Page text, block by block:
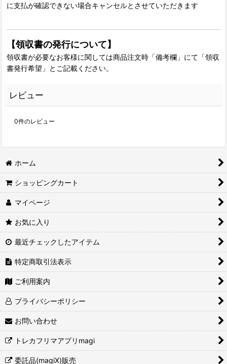
に支払が確認できない場合キャンセルとさせていただきます
【領収書の発行について】
領収書が必要なお客様に関しては商品注文時「備考欄」にて「領収
書発行希望」とご記載ください。
レビュー
0件のレビュー
ホーム
ショッピングカート
マイページ
お気に入り
最近チェックしたアイテム
特定商取引法表示
ご利用案内
プライバシーポリシー
お問い合わせ
トレカフリマアプリmagi
委託品(magiX)販売